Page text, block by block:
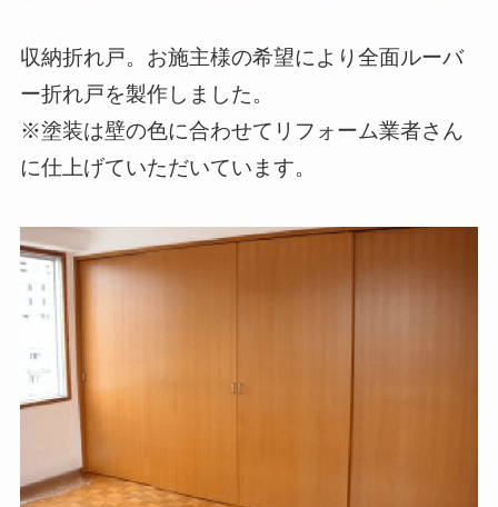
収納折れ戸。お施主様の希望により全面ルーバ
ー折れ戸を製作しました。
※塗装は壁の色に合わせてリフォーム業者さん
に仕上げていただいています。